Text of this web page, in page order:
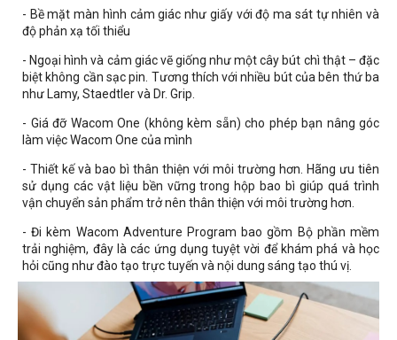
- Bề mặt màn hình cảm giác như giấy với độ ma sát tự nhiên và
độ phản xạ tối thiểu
- Ngoại hình và cảm giác vẽ giống như một cây bút chì thật – đặc
biệt không cần sạc pin. Tương thích với nhiều bút của bên thứ ba
như Lamy, Staedtler và Dr. Grip.
- Giá đỡ Wacom One (không kèm sẵn) cho phép bạn nâng góc
làm việc Wacom One của mình
- Thiết kế và bao bì thân thiện với môi trường hơn. Hãng ưu tiên
sử dụng các vật liệu bền vững trong hộp bao bì giúp quá trình
vận chuyển sản phẩm trở nên thân thiện với môi trường hơn.
- Đi kèm Wacom Adventure Program bao gồm Bộ phần mềm
trải nghiệm, đây là các ứng dụng tuyệt vời để khám phá và học
hỏi cũng như đào tạo trực tuyến và nội dung sáng tạo thú vị.